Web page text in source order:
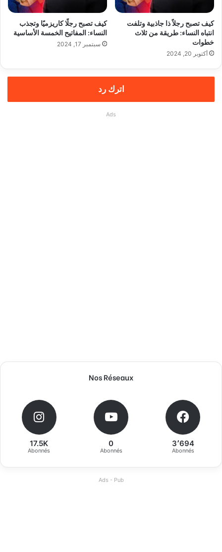
كيف تصبح رجلاً ذا جاذبية وتلفت
انتباه النساء: طريقة من ثلاث
خطوات
أكتوبر 20, 2024
كيف تصبح رجلًا كاريزميًا وتجذب
النساء: المفاتيح الخمسة الأساسية
سبتمبر 17, 2024
اترك رد
Ads
Nos Réseaux
3٬694
Abonnés
0
Abonnés
17.5K
Abonnés
Ads - Pub